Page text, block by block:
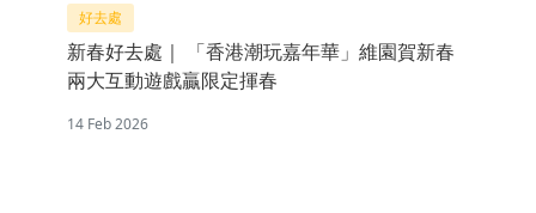
好去處
新春好去處｜ 「香港潮玩嘉年華」維園賀新春
兩大互動遊戲贏限定揮春
14 Feb 2026